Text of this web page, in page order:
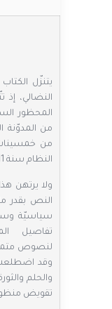
يتنزّل
النضالي،
المحظور
من المدوّنة
من
النظام سنة 2011.
ولا يرتهن
النص بقدر
سياسيّة
تفاصيل
لنصوص
وقد
والحلم
تقويض